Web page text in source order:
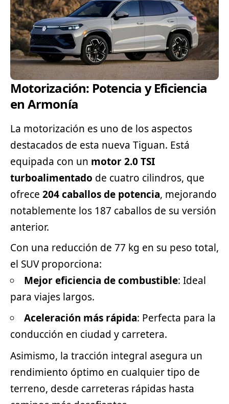
Motorización: Potencia y Eficiencia
en Armonía
La motorización es uno de los aspectos
destacados de esta nueva Tiguan. Está
equipada con un motor 2.0 TSI
turboalimentado de cuatro cilindros, que
ofrece 204 caballos de potencia, mejorando
notablemente los 187 caballos de su versión
anterior.
Con una reducción de 77 kg en su peso total,
el SUV proporciona:
Mejor eficiencia de combustible: Ideal
para viajes largos.
Aceleración más rápida: Perfecta para la
conducción en ciudad y carretera.
Asimismo, la tracción integral asegura un
rendimiento óptimo en cualquier tipo de
terreno, desde carreteras rápidas hasta